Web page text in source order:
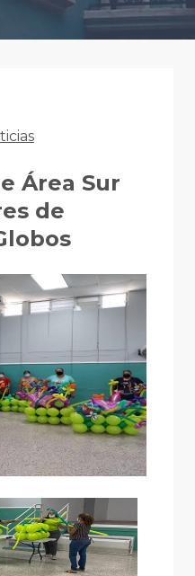
Área Sur
de